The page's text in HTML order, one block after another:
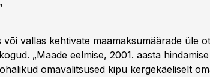
vallas kehtivate maamaksumäärade üle
„Maade eelmise, 2001. aasta
omavalitsused kipu kergekäeliselt